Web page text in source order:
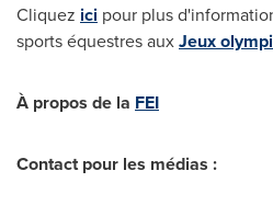
Cliquez ici pour plus
sports équestres auxJeux
À propos de la FEI
Contact pour les médias :